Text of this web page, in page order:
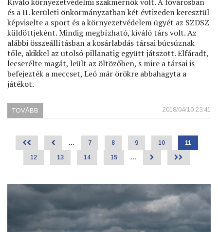
és a II. kerületi önkormányzatban két évtizeden keresztül
képviselte a sport és a környezetvédelem ügyét az SZDSZ
küldöttjeként. Mindig megbízható, kiváló társ volt. Az
alábbi összeállításban a kosárlabdás társai búcsúznak
tőle, akikkel az utolsó pillanatig együtt játszott. Elfáradt,
lecserélte magát, leült az öltözőben, s mire a társai is
befejezték a meccset, Leó már örökre abbahagyta a
játékot.
2018/04/10 23:41
TOVÁBB
LÁSZLÓ
2018))
Oldalszámozás
<< < … Page
7 Page
8 Page
9 Page
10
Jelenlegi
oldal
11
Page
12 Page
13 Page
14 Page
15 … > >>